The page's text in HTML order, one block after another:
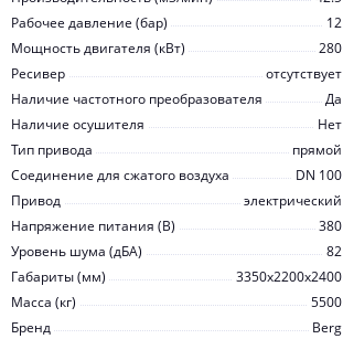
Рабочее давление (бар)
12
Мощность двигателя (кВт)
280
Ресивер
отсутствует
Наличие частотного преобразователя
Да
Наличие осушителя
Нет
Тип привода
прямой
Соединение для сжатого воздуха
DN 100
Привод
электрический
Напряжение питания (В)
380
Уровень шума (дБА)
82
Габариты (мм)
3350x2200x2400
Масса (кг)
5500
Бренд
Berg